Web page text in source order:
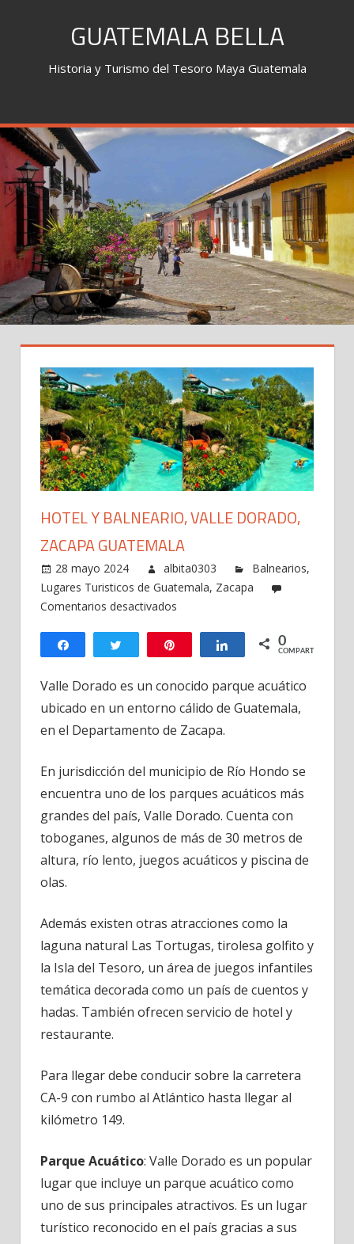
GUATEMALA BELLA
Historia y Turismo del Tesoro Maya Guatemala
HOTEL Y BALNEARIO, VALLE DORADO,
ZACAPA GUATEMALA
28 mayo 2024 albita0303 Balnearios,
Lugares Turisticos de Guatemala, Zacapa
Comentarios desactivados
Valle
Dorado,
Guatemala
Compartir Twittear Compartir
0
COMPARTIR
Valle Dorado es un conocido parque acuático
ubicado en un entorno cálido de Guatemala,
en el Departamento de Zacapa.
En jurisdicción del municipio de Río Hondo se
encuentra uno de los parques acuáticos más
grandes del país, Valle Dorado. Cuenta con
toboganes, algunos de más de 30 metros de
altura, río lento, juegos acuáticos y piscina de
olas.
Además existen otras atracciones como la
laguna natural Las Tortugas, tirolesa golfito y
la Isla del Tesoro, un área de juegos infantiles
temática decorada como un país de cuentos y
hadas. También ofrecen servicio de hotel y
restaurante.
Para llegar debe conducir sobre la carretera
CA-9 con rumbo al Atlántico hasta llegar al
kilómetro 149.
Parque Acuático: Valle Dorado es un popular
lugar que incluye un parque acuático como
uno de sus principales atractivos. Es un lugar
turístico reconocido en el país gracias a sus